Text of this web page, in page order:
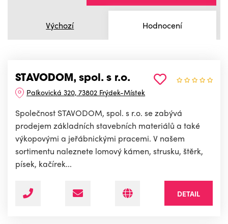
Výchozí Hodnocení
STAVODOM, spol. s r.o.
Palkovická 320, 73802 Frýdek-Místek
Společnost STAVODOM, spol. s r.o. se zabývá
prodejem základních stavebních materiálů a také
výkopovými a jeřábnickými pracemi. V našem
sortimentu naleznete lomový kámen, strusku, štěrk,
písek, kačírek...
DETAIL